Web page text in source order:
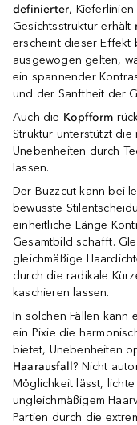
definierter, Kieferlinien
Gesichtsstruktur erhält
erscheint dieser Effekt
ausgewogen gelten,
ein spannender
und der Sanftheit der
Auch die Kopfform
Struktur unterstützt
Unebenheiten durch
lassen.
Der Buzzcut kann bei
bewusste
einheitliche Länge
Gesamtbild schafft.
gleichmäßige
durch die radikale
kaschieren lassen.
In solchen Fällen kann
ein Pixie die
bietet, Unebenheiten
Haarausfall? Nicht
Möglichkeit lässt,
ungleichmäßigem
Partien durch die